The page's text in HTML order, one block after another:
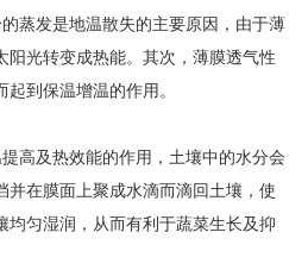
蒸发是地温散失的主要原因，由于薄
阳光转变成热能。其次，薄膜透气性
到保温增温的作用。
高及热效能的作用，土壤中的水分会
并在膜面上聚成水滴而滴回土壤，使
均匀湿润，从而有利于蔬菜生长及抑